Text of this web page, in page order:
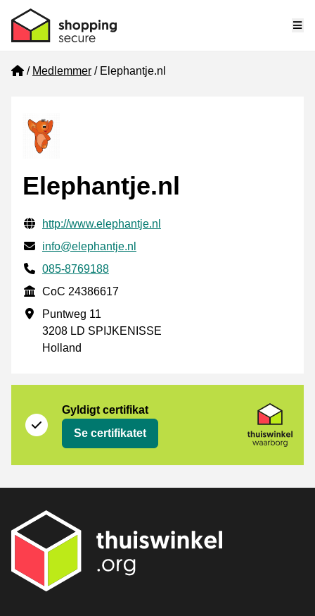
Home
Medlemmer Elephantje.nl
Elephantje.nl
Verificerede kontaktoplysninger
Website URL
http://www.elephantje.nl
E-mail
info@elephantje.nl
Phone number
085-8769188
CoC
CoC 24386617
Forretningsadresse
Puntweg 11
3208 LD SPIJKENISSE
Holland
Gyldigt certifikat
Se certifikatet